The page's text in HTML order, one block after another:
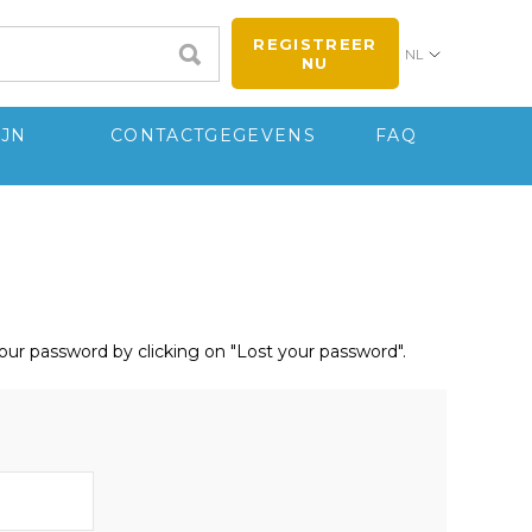
REGISTREER
NU
NL
CONTACTGEGEVENS FAQ
password by clicking on "Lost your password".